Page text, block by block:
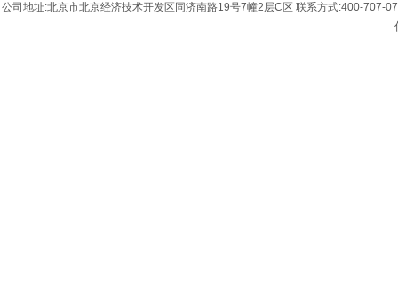
公司地址:北京市北京经济技术开发区同济南路19号7幢2层C区 联系方式:400-707-